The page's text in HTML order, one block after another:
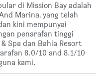
di Mission Bay adalah
Marina, yang telah
kini mempunyai
penarafan tinggi
Spa dan Bahia Resort
8.0/10 and 8.1/10
kami.